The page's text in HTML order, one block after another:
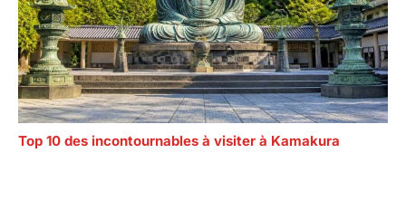
Top 10 des incontournables à visiter à Kamakura